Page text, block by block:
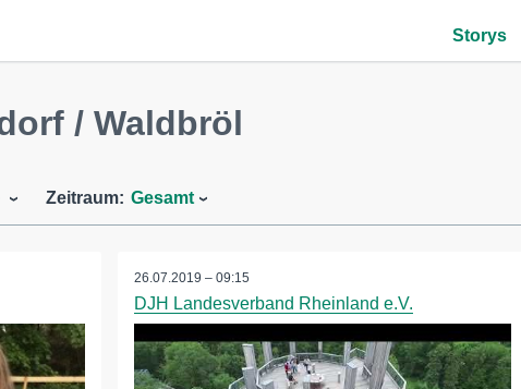
Storys
/ Waldbröl
Zeitraum: Gesamt
26.07.2019 – 09:15
DJH Landesverband Rheinland e.V.